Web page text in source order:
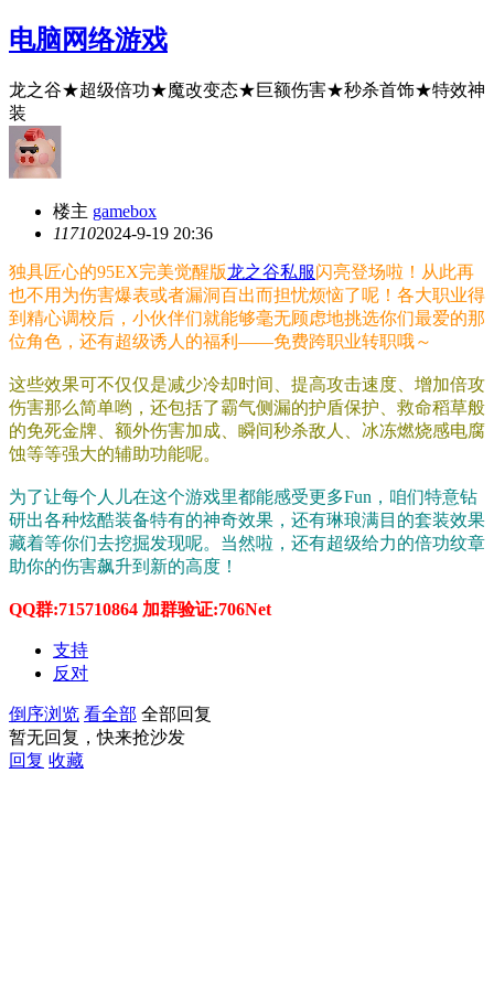
电脑网络游戏
龙之谷★超级倍功★魔改变态★巨额伤害★秒杀首饰★特效神
装
楼主 gamebox
117102024-9-19 20:36
独具匠心的95EX完美觉醒版龙之谷私服闪亮登场啦！从此再
也不用为伤害爆表或者漏洞百出而担忧烦恼了呢！各大职业得
到精心调校后，小伙伴们就能够毫无顾虑地挑选你们最爱的那
位角色，还有超级诱人的福利——免费跨职业转职哦～
这些效果可不仅仅是减少冷却时间、提高攻击速度、增加倍攻
伤害那么简单哟，还包括了霸气侧漏的护盾保护、救命稻草般
的免死金牌、额外伤害加成、瞬间秒杀敌人、冰冻燃烧感电腐
蚀等等强大的辅助功能呢。
为了让每个人儿在这个游戏里都能感受更多Fun，咱们特意钻
研出各种炫酷装备特有的神奇效果，还有琳琅满目的套装效果
藏着等你们去挖掘发现呢。当然啦，还有超级给力的倍功纹章
助你的伤害飙升到新的高度！
QQ群:715710864 加群验证:706Net
支持
反对
倒序浏览 看全部 全部回复
暂无回复，快来抢沙发
回复 收藏